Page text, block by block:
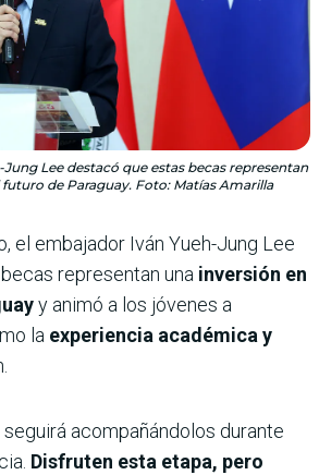
Lee destacó que estas becas representan
de Paraguay. Foto: Matías Amarilla
el embajador Iván Yueh-Jung Lee
representan una inversión en
y animó a los jóvenes a
la experiencia académica y
acompañándolos durante
Disfruten esta etapa, pero